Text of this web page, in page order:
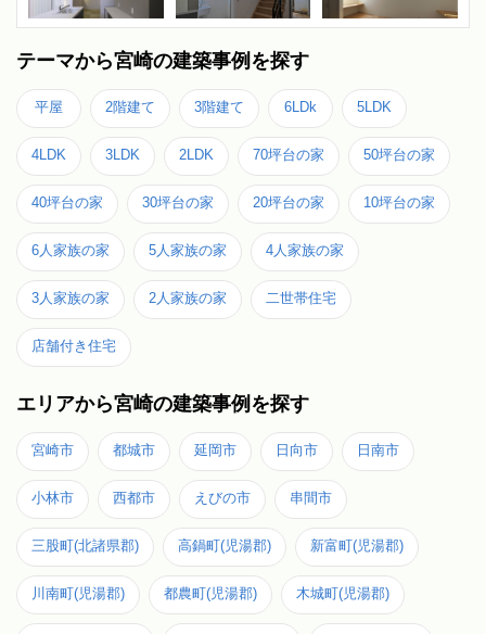
テーマから宮崎の建築事例を探す
平屋 2階建て 3階建て 6LDk 5LDK
4LDK 3LDK 2LDK 70坪台の家 50坪台の家
40坪台の家 30坪台の家 20坪台の家 10坪台の家
6人家族の家 5人家族の家 4人家族の家
3人家族の家 2人家族の家 二世帯住宅
店舗付き住宅
エリアから宮崎の建築事例を探す
宮崎市 都城市 延岡市 日向市 日南市
小林市 西都市 えびの市 串間市
三股町(北諸県郡) 高鍋町(児湯郡) 新富町(児湯郡)
川南町(児湯郡) 都農町(児湯郡) 木城町(児湯郡)